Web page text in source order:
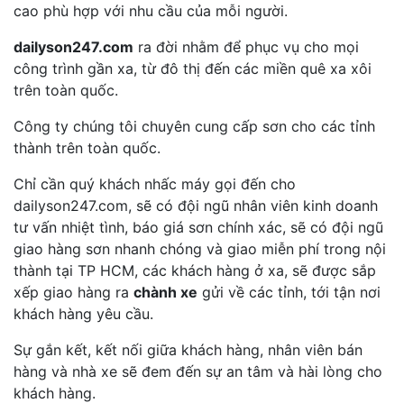
cao phù hợp với nhu cầu của mỗi người.
dailyson247.com ra đời nhằm để phục vụ cho mọi
công trình gần xa, từ đô thị đến các miền quê xa xôi
trên toàn quốc.
Công ty chúng tôi chuyên cung cấp sơn cho các tỉnh
thành trên toàn quốc.
Chỉ cần quý khách nhấc máy gọi đến cho
dailyson247.com, sẽ có đội ngũ nhân viên kinh doanh
tư vấn nhiệt tình, báo giá sơn chính xác, sẽ có đội ngũ
giao hàng sơn nhanh chóng và giao miễn phí trong nội
thành tại TP HCM, các khách hàng ở xa, sẽ được sắp
xếp giao hàng ra chành xe gửi về các tỉnh, tới tận nơi
khách hàng yêu cầu.
Sự gắn kết, kết nối giữa khách hàng, nhân viên bán
hàng và nhà xe sẽ đem đến sự an tâm và hài lòng cho
khách hàng.